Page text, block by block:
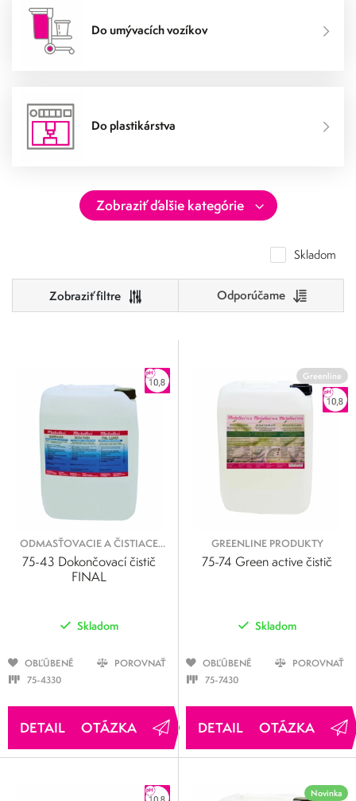
Do umývacích vozíkov
Do plastikárstva
Skladom
Odporúčame
500
Metaflux Greenline
ODMASŤOVACIE A ČISTIACE
KVAPALINY
75-43 Dokončovací čistič
FINAL
Skladom
OBĽÚBENÉ
POROVNAŤ
75-4330
OTÁZKA
Greenline
GREENLINE PRODUKTY
75-74 Green active čistič
Skladom
OBĽÚBENÉ
POROVNAŤ
75-7430
OTÁZKA
Novinka